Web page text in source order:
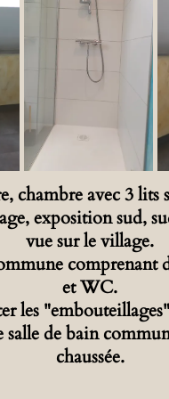
chambre avec 3 lits
exposition sud,
vue sur le village.
comprenant
et WC.
les
salle de bain
chaussée.